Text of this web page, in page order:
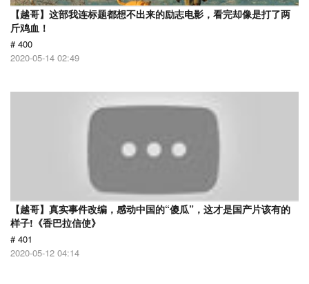
【越哥】这部我连标题都想不出来的励志电影，看完却像是打了两
斤鸡血！
# 400
2020-05-14 02:49
【越哥】真实事件改编，感动中国的“傻瓜”，这才是国产片该有的
样子!《香巴拉信使》
# 401
2020-05-12 04:14